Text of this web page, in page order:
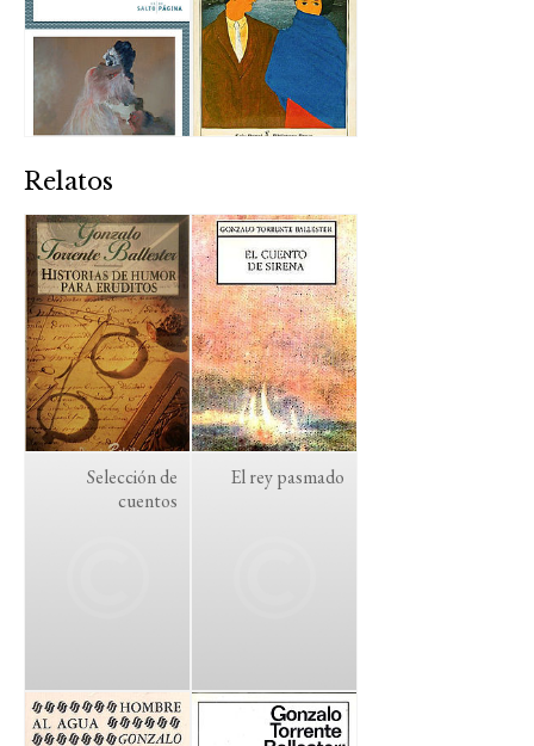
Relatos
Selección de
cuentos
El rey pasmado